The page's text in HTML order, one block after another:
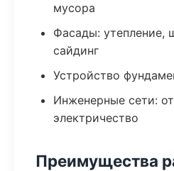
мусора
Фасады: утепление,
сайдинг
Устройство
Инженерные сети:
электричество
Преимущества